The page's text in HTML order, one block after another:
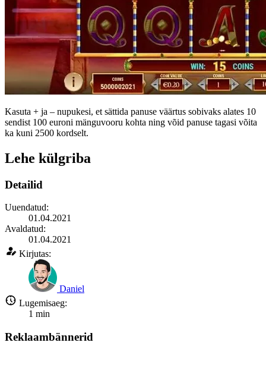
Kasuta + ja – nupukesi, et sättida panuse väärtus sobivaks alates 10
sendist 100 euroni mänguvooru kohta ning võid panuse tagasi võita
ka kuni 2500 kordselt.
Lehe külgriba
Detailid
Uuendatud:
01.04.2021
Avaldatud:
01.04.2021
Kirjutas:
Daniel
Lugemisaeg:
1 min
Reklaambännerid